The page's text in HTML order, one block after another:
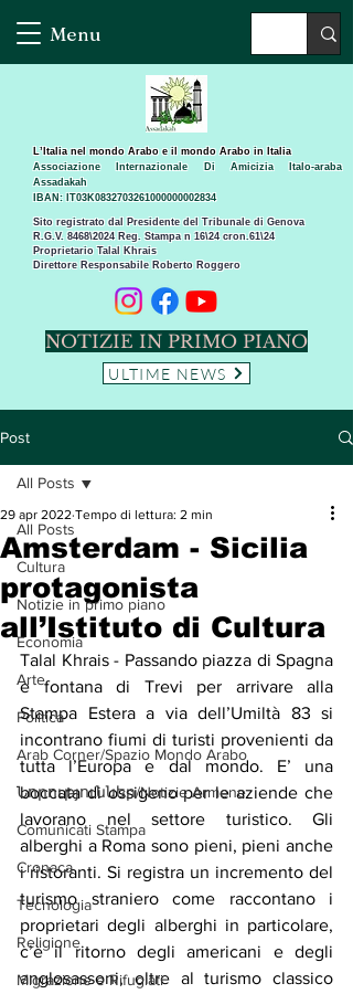
Menu
Sito registrato dal Presidente del Tribunale di Genova
R.G.V. 8468\2024 Reg. Stampa n 16\24 cron.61\24 ​
Proprietario Talal Khrais
Direttore Responsabile Roberto Roggero
L’Italia nel mondo Arabo e il mondo Arabo in Italia
Associazione Internazionale Di Amicizia Italo-araba
Assadakah
IBAN: IT03K0832703261000000002834
NOTIZIE IN PRIMO PIANO
ULTIME NEWS
Post
All Posts
Cultura
Notizie in primo piano
Economia
Arte
Politica
Arab Corner/Spazio Mondo Arabo
Նորություններ/Notizie Armene
Comunicati Stampa
Cronaca
Tecnologia
Religione
Migrazione e Rifugiati
All Posts
Amsterdam - Sicilia
protagonista
all’Istituto di Cultura
29 apr 2022 Tempo di lettura: 2 min
Talal Khrais - Passando piazza di Spagna
e fontana di Trevi per arrivare alla
Stampa Estera a via dell’Umiltà 83 si
incontrano fiumi di turisti provenienti da
tutta l’Europa e dal mondo. E’ una
boccata di ossigeno per le aziende che
lavorano nel settore turistico. Gli
alberghi a Roma sono pieni, pieni anche
i ristoranti. Si registra un incremento del
turismo straniero come raccontano i
proprietari degli alberghi in particolare,
c’è il ritorno degli americani e degli
anglosassoni, oltre al turismo classico